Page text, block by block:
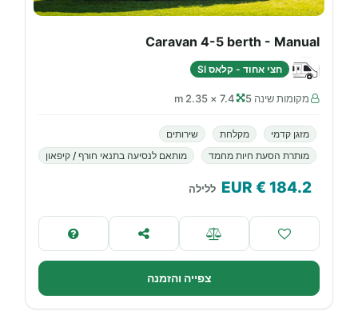
Caravan 4-5 berth - Manual
חצי אחוד - קלאס SI
מקומות שינה 5 7.4 × 2.35 m
מזגן קדמי מקלחת
שירותים
מותרת הסעת חיות מחמד
מותאם לנסיעה בתנאי חורף / קיפאון
184.2
€ EUR ללילה
צפייה והזמנה